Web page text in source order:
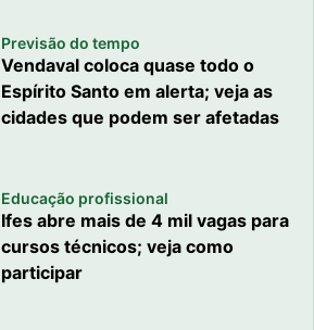
Previsão do tempo
Vendaval coloca quase todo o
Espírito Santo em alerta; veja as
cidades que podem ser afetadas
Educação profissional
Ifes abre mais de 4 mil vagas para
cursos técnicos; veja como
participar